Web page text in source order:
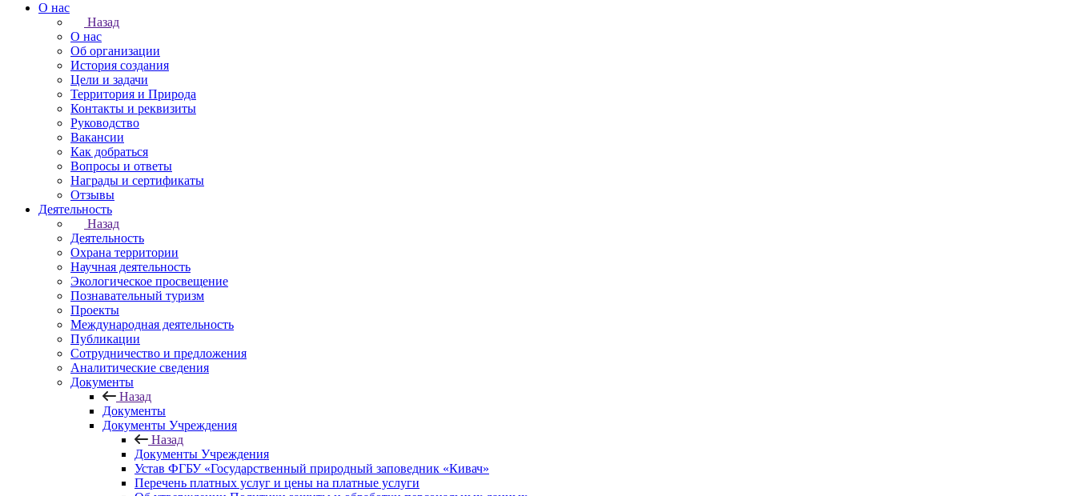
О нас
Назад
О нас
Об организации
История создания
Цели и задачи
Территория и Природа
Контакты и реквизиты
Руководство
Вакансии
Как добраться
Вопросы и ответы
Награды и сертификаты
Отзывы
Деятельность
Назад
Деятельность
Охрана территории
Научная деятельность
Экологическое просвещение
Познавательный туризм
Проекты
Международная деятельность
Публикации
Сотрудничество и предложения
Аналитические сведения
Документы
Назад
Документы
Документы Учреждения
Назад
Документы Учреждения
Устав ФГБУ «Государственный природный заповедник «Кивач»
Перечень платных услуг и цены на платные услуги